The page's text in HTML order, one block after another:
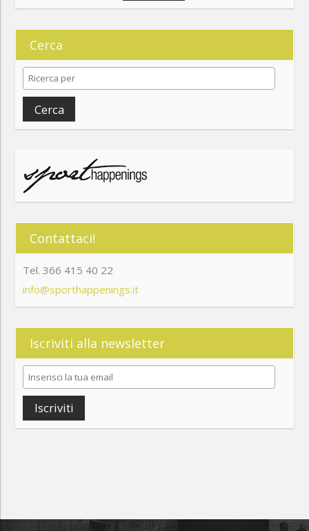
Cerca
Cerca
Contattaci!
Tel. 366 415 40 22
info@sporthappenings.it
Iscriviti alla newsletter
Iscriviti